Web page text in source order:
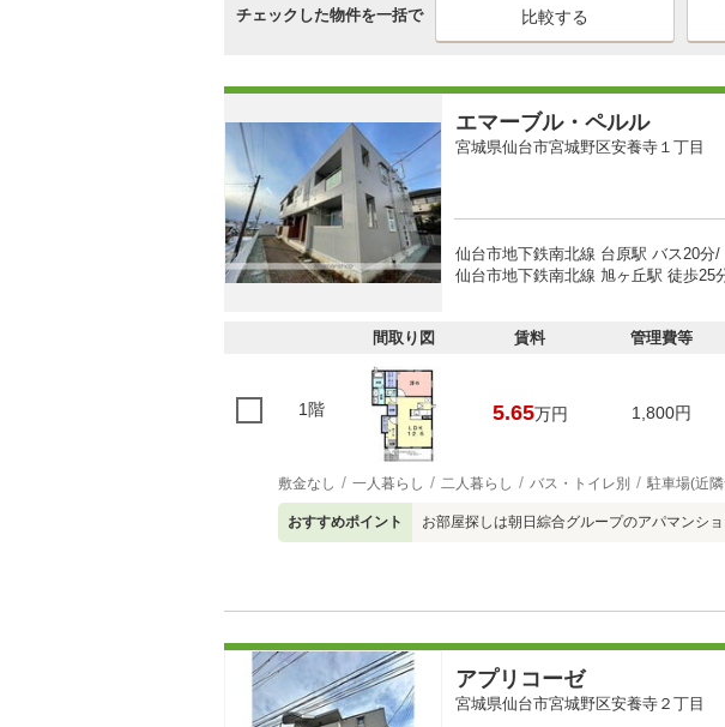
チェックした物件を一括で
エマーブル・ペルル
宮城県仙台市宮城野区安養寺１丁目
仙台市地下鉄南北線 台原駅 バス20分
仙台市地下鉄南北線 旭ヶ丘駅 徒歩25
間取り図 賃料 管理費等
1階 5.65万円 1,800円
敷金なし 一人暮らし 二人暮らし バス・トイレ別 駐車場(近
おすすめポイント お部屋探しは朝日綜合グループのアパマンショ
アプリコーゼ
宮城県仙台市宮城野区安養寺２丁目